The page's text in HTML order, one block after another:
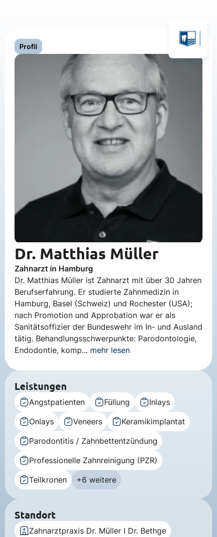
Profil
Dr. Matthias Müller
Zahnarzt in Hamburg
Dr. Matthias Müller ist Zahnarzt mit über 30 Jahren
Berufserfahrung. Er studierte Zahnmedizin in
Hamburg, Basel (Schweiz) und Rochester (USA);
nach Promotion und Approbation war er als
Sanitätsoffizier der Bundeswehr im In- und Ausland
tätig. Behandlungsschwerpunkte: Parodontologie,
Endodontie, komp... mehr lesen
Leistungen
Angstpatienten Füllung
Inlays
Onlays
Veneers
Keramikimplantat
Parodontitis / Zahnbettentzündung
Professionelle Zahnreinigung (PZR)
Teilkronen
+6 weitere
Standort
Zahnarztpraxis Dr. Müller I Dr. Bethge